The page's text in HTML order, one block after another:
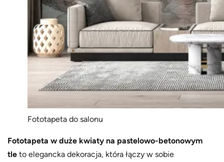
Fototapeta do salonu
Fototapeta w duże kwiaty na pastelowo-betonowym
tle to elegancka dekoracja, która łączy w sobie